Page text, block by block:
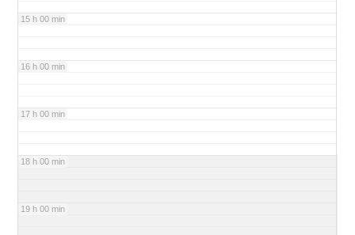
15 h 00 min
16 h 00 min
17 h 00 min
18 h 00 min
19 h 00 min